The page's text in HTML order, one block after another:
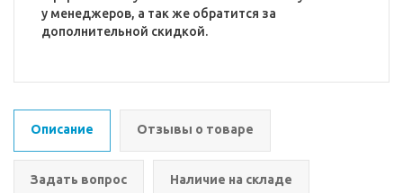
у менеджеров, а так же обратится за
дополнительной скидкой.
Описание Отзывы о товаре
Задать вопрос Наличие на складе